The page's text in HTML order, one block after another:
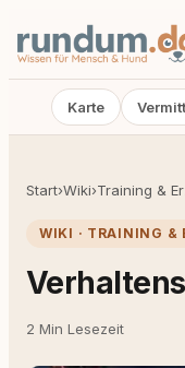
Karte
Start›Wiki›Training &
WIKI · TRAINING &
2 Min Lesezeit